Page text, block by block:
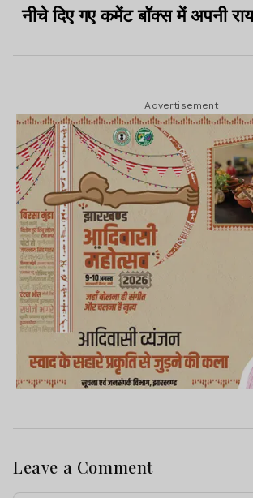
नीचे दिए गए कमेंट बॉक्स में अपनी
Advertisement
Leave a Comment